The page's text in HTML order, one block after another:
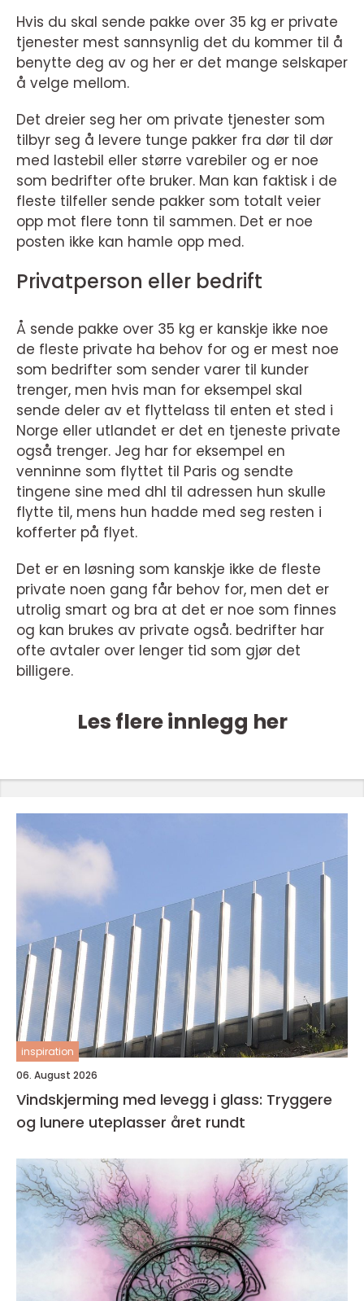
Hvis du skal sende pakke over 35 kg er private
tjenester mest sannsynlig det du kommer til å
benytte deg av og her er det mange selskaper
å velge mellom.
Det dreier seg her om private tjenester som
tilbyr seg å levere tunge pakker fra dør til dør
med lastebil eller større varebiler og er noe
som bedrifter ofte bruker. Man kan faktisk i de
fleste tilfeller sende pakker som totalt veier
opp mot flere tonn til sammen. Det er noe
posten ikke kan hamle opp med.
Privatperson eller bedrift
Å sende pakke over 35 kg er kanskje ikke noe
de fleste private ha behov for og er mest noe
som bedrifter som sender varer til kunder
trenger, men hvis man for eksempel skal
sende deler av et flyttelass til enten et sted i
Norge eller utlandet er det en tjeneste private
også trenger. Jeg har for eksempel en
venninne som flyttet til Paris og sendte
tingene sine med dhl til adressen hun skulle
flytte til, mens hun hadde med seg resten i
kofferter på flyet.
Det er en løsning som kanskje ikke de fleste
private noen gang får behov for, men det er
utrolig smart og bra at det er noe som finnes
og kan brukes av private også. bedrifter har
ofte avtaler over lenger tid som gjør det
billigere.
Les flere innlegg her
inspiration
06. August 2026
Vindskjerming med levegg i glass: Tryggere
og lunere uteplasser året rundt